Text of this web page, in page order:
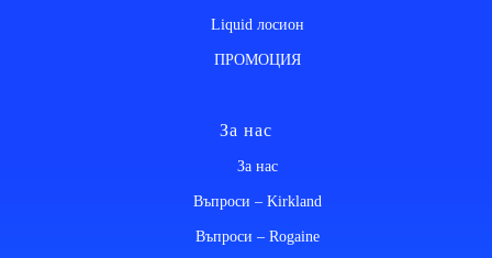
Liquid лосион
ПРОМОЦИЯ
За нас
За нас
Въпроси – Kirkland
Въпроси – Rogaine